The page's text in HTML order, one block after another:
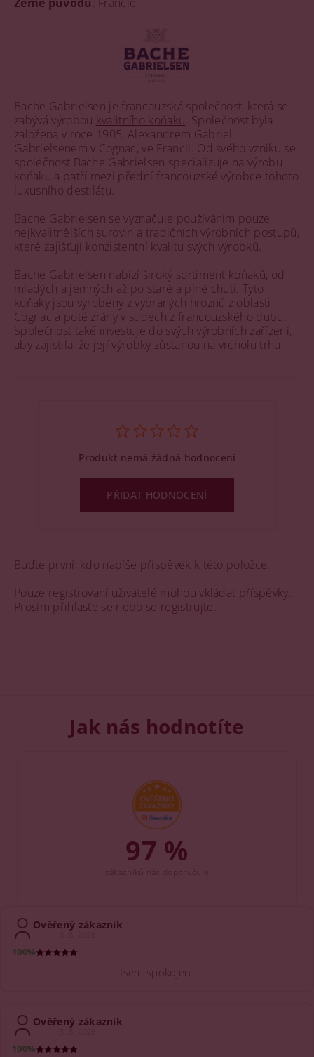
Bache Gabrielsen je francouzská společnost, která se
zabývá výrobou kvalitního koňaku . Společnost byla
založena v roce 1905, Alexandrem Gabriel
Gabrielsenem v Cognac, ve Francii. Od svého vzniku se
společnost Bache Gabrielsen specializuje na výrobu
koňaku a patří mezi přední francouzské výrobce tohoto
luxusního destilátu.
Bache Gabrielsen se vyznačuje používáním pouze
nejkvalitnějších surovin a tradičních výrobních postupů,
které zajišťují konzistentní kvalitu svých výrobků.
Bache Gabrielsen nabízí široký sortiment koňaků, od
mladých a jemných až po staré a plné chuti. Tyto
koňaky jsou vyrobeny z vybraných hroznů z oblasti
Cognac a poté zrány v sudech z francouzského dubu.
Společnost také investuje do svých výrobních zařízení,
aby zajistila, že její výrobky zůstanou na vrcholu trhu.
Buďte první, kdo napíše příspěvek k této položce.
Pouze registrovaní uživatelé mohou vkládat příspěvky.
Prosím přihlaste se nebo se registrujte
Produkt nemá žádná hodnocení
PŘIDAT HODNOCENÍ
Jak nás hodnotíte
97 %
Ověřený zákazník
3. 8. 2026
100%
Jsem spokojen.
Ověřený zákazník
3. 8. 2026
100%